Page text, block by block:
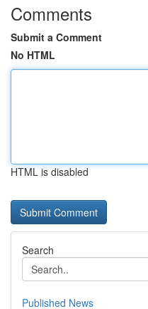
Comments
Submit a Comment
No HTML
HTML is disabled
Search
Published News